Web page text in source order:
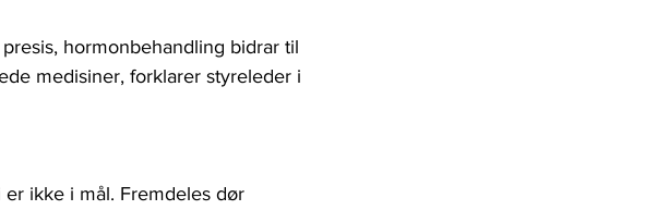
hormonbehandling bidrar til
medisiner, forklarer styreleder i
ikke i mål. Fremdeles dør